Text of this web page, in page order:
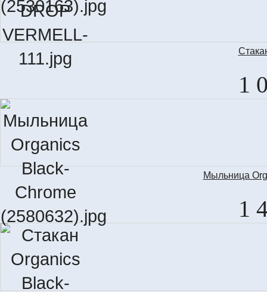
1
Мыльница
1